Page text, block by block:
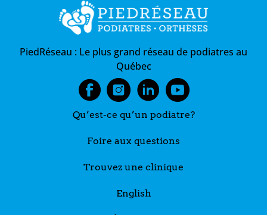
PiedRéseau : Le plus grand réseau de podiatres au
Québec
Qu’est-ce qu’un podiatre?
Foire aux questions
Trouvez une clinique
English